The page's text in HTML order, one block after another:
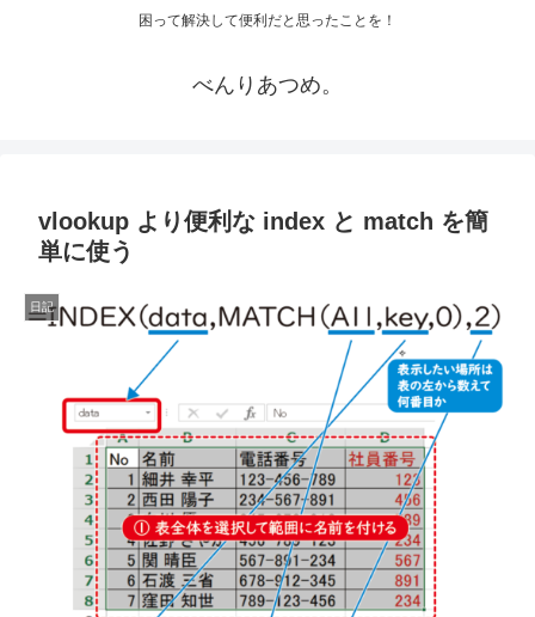
困って解決して便利だと思ったことを！
べんりあつめ。
vlookup より便利な index と match を簡
単に使う
日記